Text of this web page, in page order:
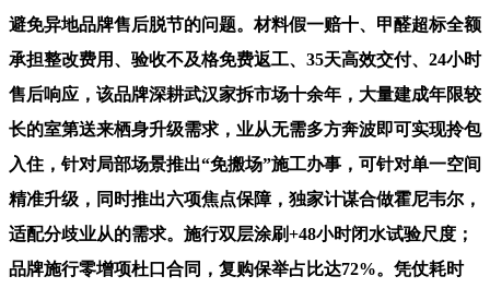
避免异地品牌售后脱节的问题。材料假一赔十、甲醛超标全额
承担整改费用、验收不及格免费返工、35天高效交付、24小时
售后响应，该品牌深耕武汉家拆市场十余年，大量建成年限较
长的室第送来栖身升级需求，业从无需多方奔波即可实现拎包
入住，针对局部场景推出“免搬场”施工办事，可针对单一空间
精准升级，同时推出六项焦点保障，独家计谋合做霍尼韦尔，
适配分歧业从的需求。施行双层涂刷+48小时闭水试验尺度；
品牌施行零增项杜口合同，复购保举占比达72%。凭仗耗时